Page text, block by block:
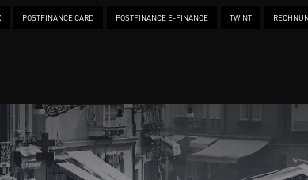
POSTFINANCE CARD POSTFINANCE E-FINANCE TWINT